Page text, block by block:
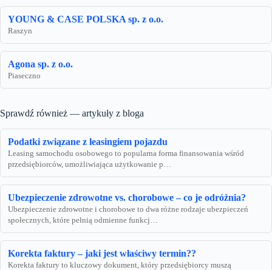
YOUNG & CASE POLSKA sp. z o.o.
Raszyn
Agona sp. z o.o.
Piaseczno
Sprawdź również — artykuły z bloga
Podatki związane z leasingiem pojazdu
Leasing samochodu osobowego to popularna forma finansowania wśród
przedsiębiorców, umożliwiająca użytkowanie p…
Ubezpieczenie zdrowotne vs. chorobowe – co je odróżnia?
Ubezpieczenie zdrowotne i chorobowe to dwa różne rodzaje ubezpieczeń
społecznych, które pełnią odmienne funkcj…
Korekta faktury – jaki jest właściwy termin??
Korekta faktury to kluczowy dokument, który przedsiębiorcy muszą